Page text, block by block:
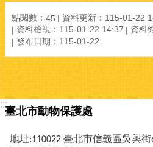
點閱數： 45
資料更新：115-01-22
資料檢視：115-01-22 14:37
資料
發布日期：115-01-22
:::
臺北市動
地址:110022 臺北市信義區吳興街